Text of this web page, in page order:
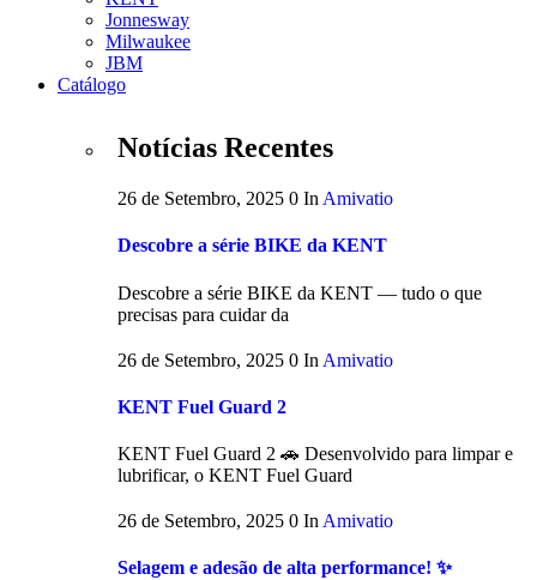
Jonnesway
Milwaukee
JBM
Catálogo
Notícias Recentes
26 de Setembro, 2025 0 In Amivatio
Descobre a série BIKE da KENT
Descobre a série BIKE da KENT — tudo o que
precisas para cuidar da
26 de Setembro, 2025 0 In Amivatio
KENT Fuel Guard 2
KENT Fuel Guard 2 🚗 Desenvolvido para limpar e
lubrificar, o KENT Fuel Guard
26 de Setembro, 2025 0 In Amivatio
Selagem e adesão de alta performance! ✨